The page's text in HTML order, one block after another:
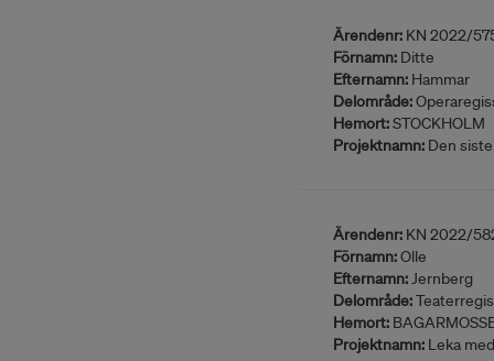
Ärendenr:KN 2022/
Förnamn:Ditte
Efternamn:Hammar
Delområde:
Hemort:STOCKHOLM
Projektnamn:Den
Ärendenr:KN 2022/
Förnamn:Olle
Efternamn:Jernberg
Delområde:
Hemort:
Projektnamn:Leka